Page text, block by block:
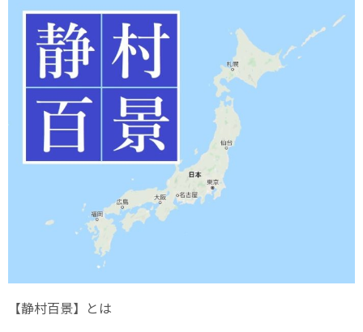
【静村百景】とは